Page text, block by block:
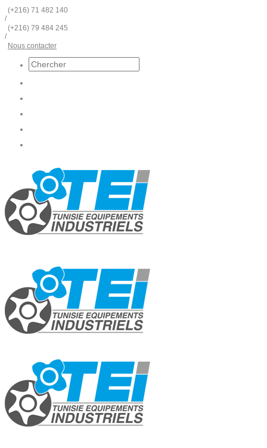
(+216) 71 482 140
/
(+216) 79 484 245
/
Nous contacter